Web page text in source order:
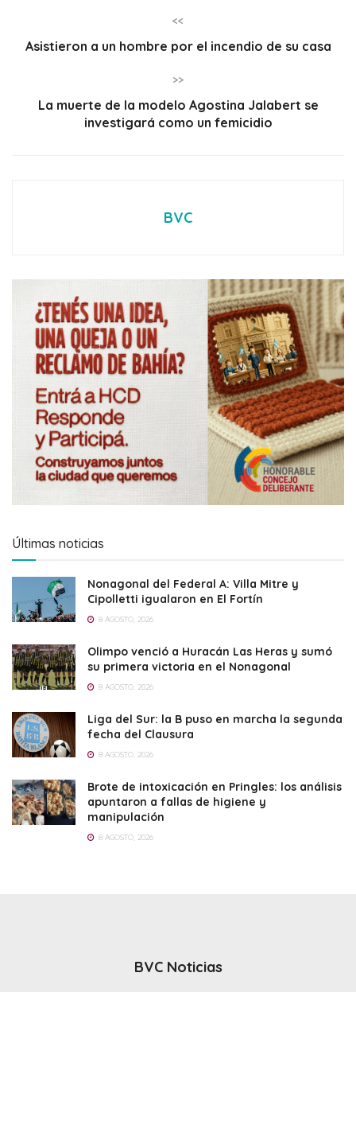
<<
Asistieron a un hombre por el incendio de su casa
>>
La muerte de la modelo Agostina Jalabert se
investigará como un femicidio
BVC
Últimas noticias
Nonagonal del Federal A: Villa Mitre y
Cipolletti igualaron en El Fortín
8 AGOSTO, 2026
Olimpo venció a Huracán Las Heras y sumó
su primera victoria en el Nonagonal
8 AGOSTO, 2026
Liga del Sur: la B puso en marcha la segunda
fecha del Clausura
8 AGOSTO, 2026
Brote de intoxicación en Pringles: los análisis
apuntaron a fallas de higiene y
manipulación
8 AGOSTO, 2026
BVC Noticias